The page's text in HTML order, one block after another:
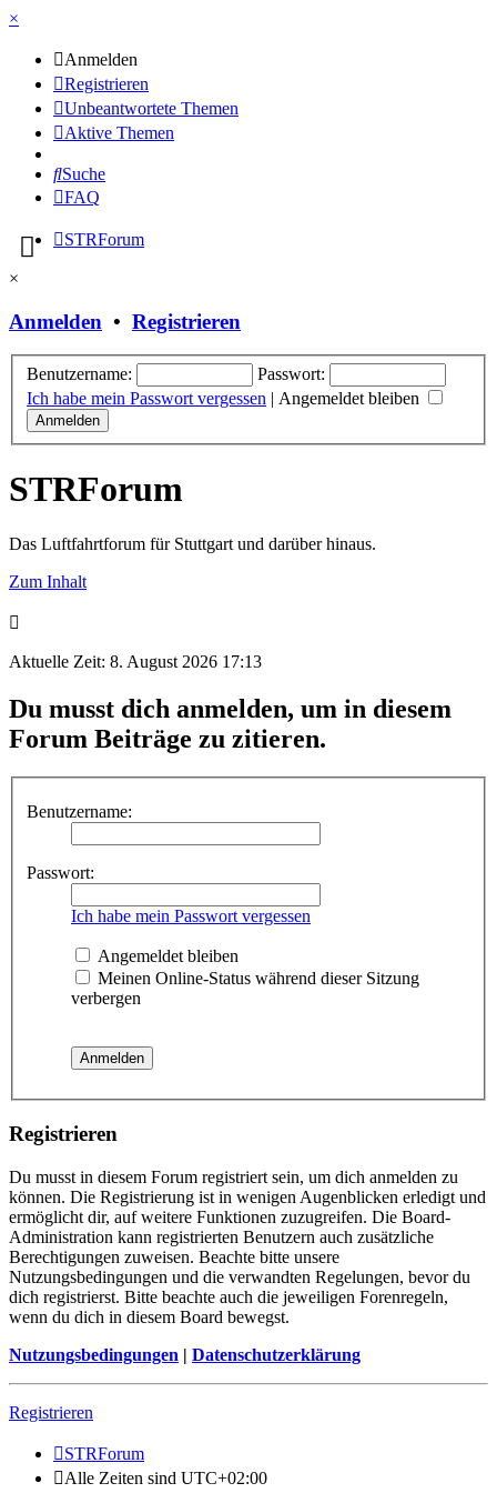
×
Anmelden
Registrieren
Unbeantwortete Themen
Aktive Themen
Suche
FAQ
STRForum
×
Anmelden • Registrieren
Benutzername:
Passwort:
Ich habe mein Passwort vergessen | Angemeldet bleiben
STRForum
Das Luftfahrtforum für Stuttgart und darüber hinaus.
Zum Inhalt
Aktuelle Zeit: 8. August 2026 17:13
Du musst dich anmelden, um in diesem
Forum Beiträge zu zitieren.
Benutzername:
Passwort:
Ich habe mein Passwort vergessen
Angemeldet bleiben
Meinen Online-Status während dieser Sitzung
verbergen
Registrieren
Du musst in diesem Forum registriert sein, um dich anmelden zu
können. Die Registrierung ist in wenigen Augenblicken erledigt und
ermöglicht dir, auf weitere Funktionen zuzugreifen. Die Board-
Administration kann registrierten Benutzern auch zusätzliche
Berechtigungen zuweisen. Beachte bitte unsere
Nutzungsbedingungen und die verwandten Regelungen, bevor du
dich registrierst. Bitte beachte auch die jeweiligen Forenregeln,
wenn du dich in diesem Board bewegst.
Nutzungsbedingungen | Datenschutzerklärung
Registrieren
STRForum
Alle Zeiten sind UTC+02:00